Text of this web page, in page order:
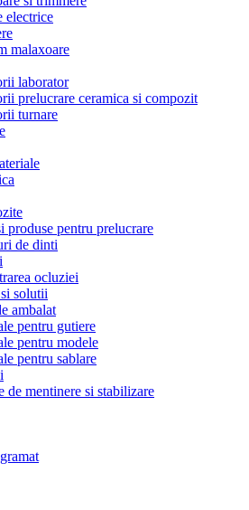
electrice
malaxoare
laborator
prelucrare ceramica si compozit
turnare
produse pentru prelucrare
de dinti
ocluziei
solutii
ambalat
pentru gutiere
pentru modele
pentru sablare
de mentinere si stabilizare